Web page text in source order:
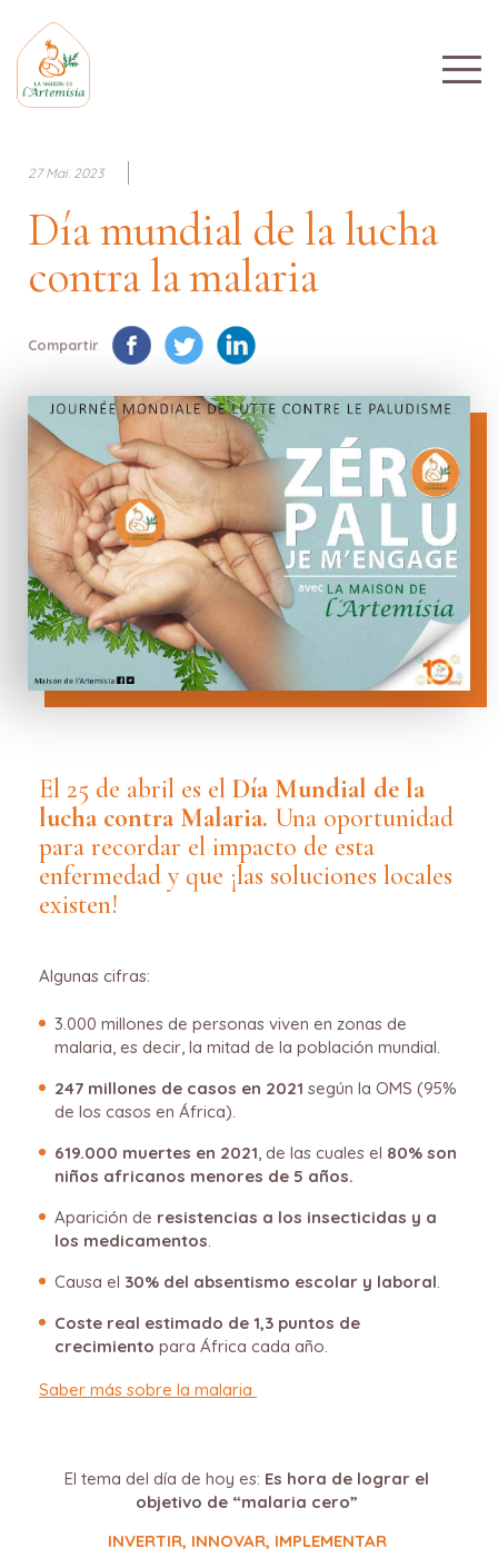
27 Mai. 2023
Día mundial de la lucha
contra la malaria
Compartir
El 25 de abril es el Día Mundial de la
lucha contra Malaria. Una oportunidad
para recordar el impacto de esta
enfermedad y que ¡las soluciones locales
existen!
Algunas cifras:
3.000 millones de personas viven en zonas de
malaria, es decir, la mitad de la población mundial.
247 millones de casos en 2021 según la OMS (95%
de los casos en África).
619.000 muertes en 2021, de las cuales el 80% son
niños africanos menores de 5 años.
Aparición de resistencias a los insecticidas y a
los medicamentos.
Causa el 30% del absentismo escolar y laboral.
Coste real estimado de 1,3 puntos de
crecimiento para África cada año.
Saber más sobre la malaria
El tema del día de hoy es: Es hora de lograr el
objetivo de “malaria cero”
INVERTIR, INNOVAR, IMPLEMENTAR